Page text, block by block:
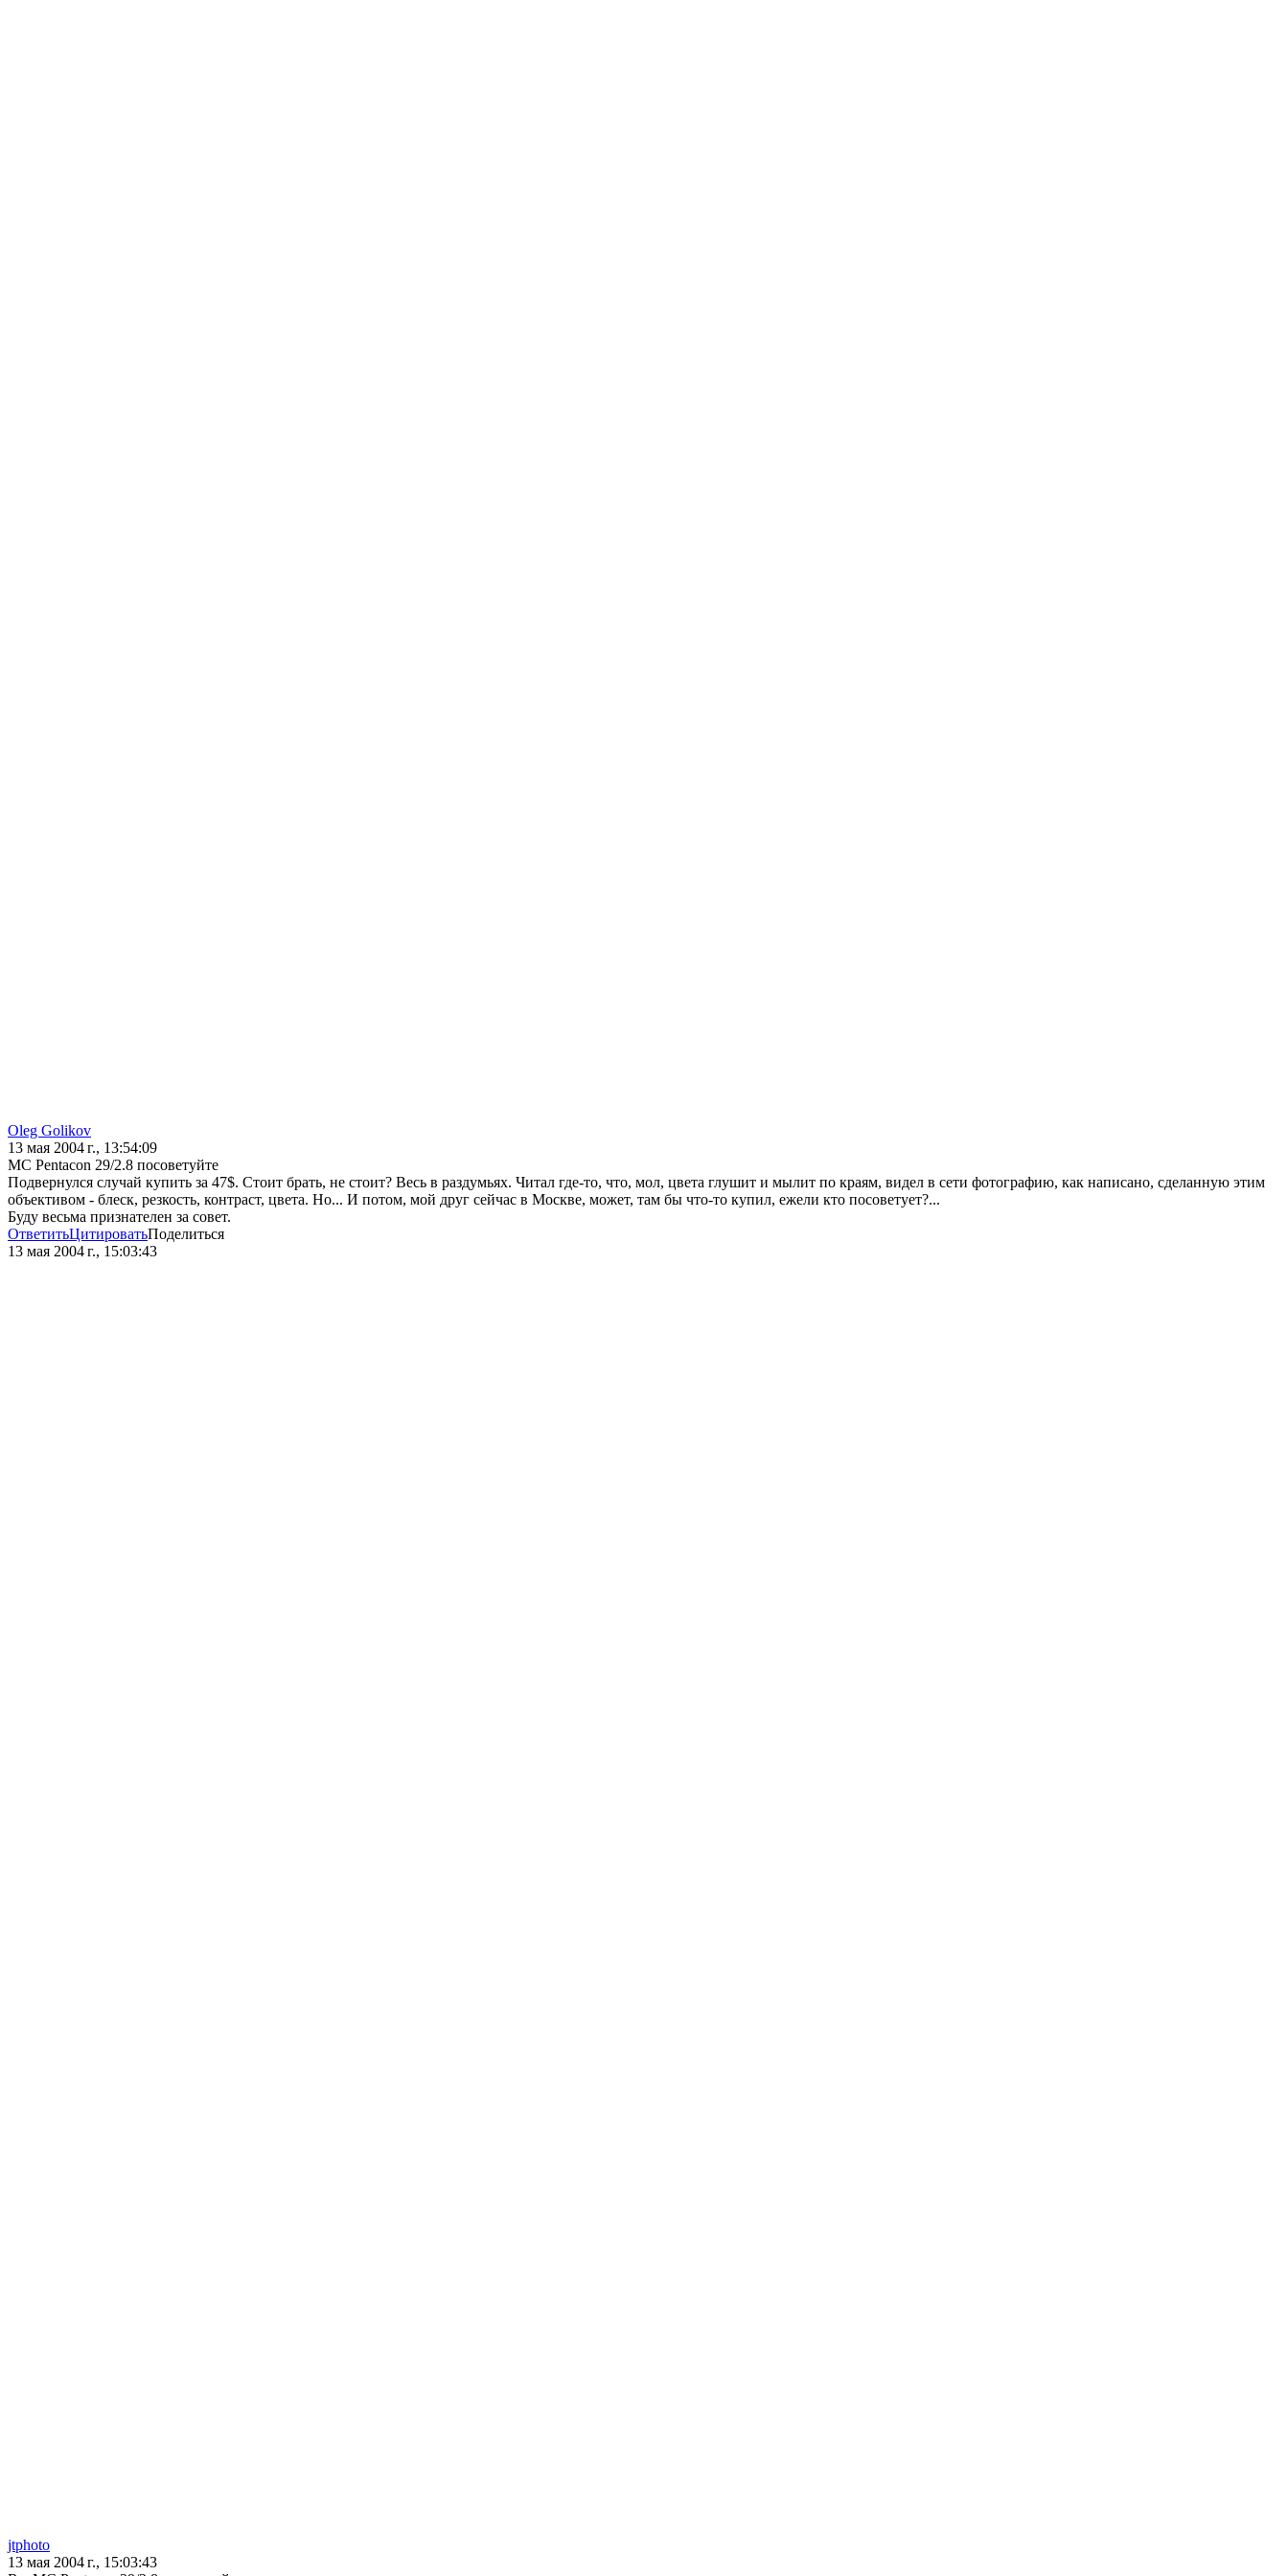
Oleg Golikov
13 мая 2004 г., 13:54:09
MC Pentacon 29/2.8 посоветуйте
Подвернулся случай купить за 47$. Стоит брать, не стоит? Весь в раздумьях. Читал где-то, что, мол, цвета глушит и мылит по краям, видел в сети фотографию, как написано, сделанную этим
объективом - блеск, резкость, контраст, цвета. Но... И потом, мой друг сейчас в Москве, может, там бы что-то купил, ежели кто посоветует?...
Буду весьма признателен за совет.
ОтветитьЦитироватьПоделиться
13 мая 2004 г., 15:03:43
jtphoto
13 мая 2004 г., 15:03:43